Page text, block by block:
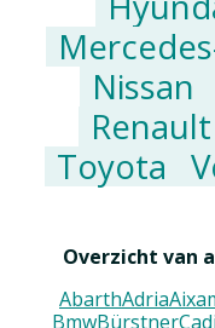
Nissan
Renault
Toyota
Overzicht van
AbarthAdria
BmwBürstner